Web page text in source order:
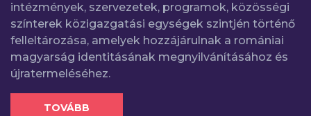
intézmények, szervezetek, programok, közösségi
színterek közigazgatási egységek szintjén történő
felleltározása, amelyek hozzájárulnak a romániai
magyarság identitásának megnyilvánításához és
újratermeléséhez.
TOVÁBB